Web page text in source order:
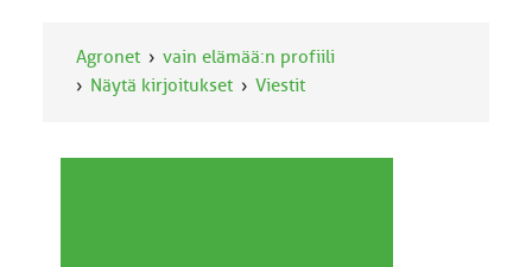
Agronet
vain elämää:n profiili
Näytä kirjoitukset
Viestit